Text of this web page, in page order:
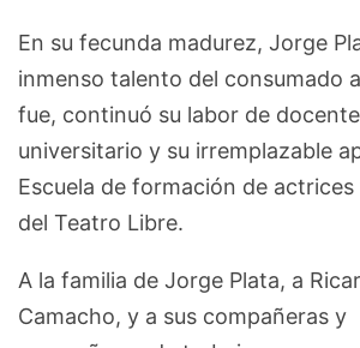
En su fecunda madurez, Jorge
inmenso talento del consumado
fue, continuó su labor de docente
universitario y su irremplazable
Escuela de formación de
del Teatro Libre.
A la familia de Jorge Plata, a
Camacho, y a sus compañeras y